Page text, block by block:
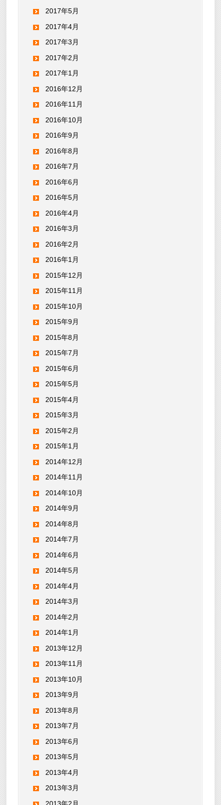
2017年5月
2017年4月
2017年3月
2017年2月
2017年1月
2016年12月
2016年11月
2016年10月
2016年9月
2016年8月
2016年7月
2016年6月
2016年5月
2016年4月
2016年3月
2016年2月
2016年1月
2015年12月
2015年11月
2015年10月
2015年9月
2015年8月
2015年7月
2015年6月
2015年5月
2015年4月
2015年3月
2015年2月
2015年1月
2014年12月
2014年11月
2014年10月
2014年9月
2014年8月
2014年7月
2014年6月
2014年5月
2014年4月
2014年3月
2014年2月
2014年1月
2013年12月
2013年11月
2013年10月
2013年9月
2013年8月
2013年7月
2013年6月
2013年5月
2013年4月
2013年3月
2013年2月